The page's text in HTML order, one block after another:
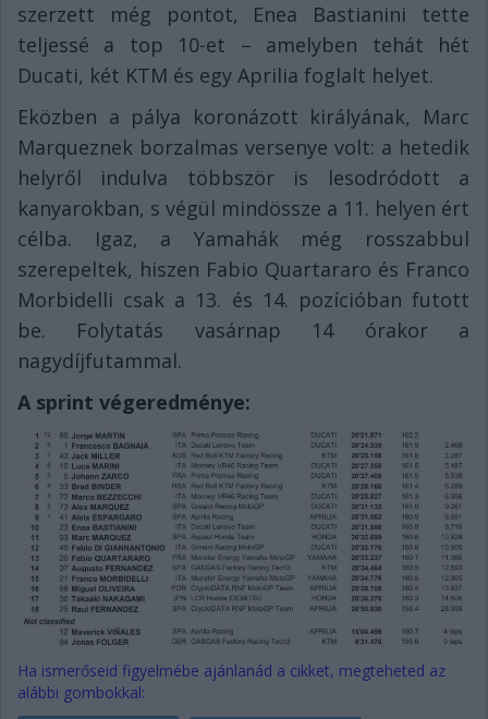
szerzett még pontot, Enea Bastianini tette
teljessé a top 10-et – amelyben tehát hét
Ducati, két KTM és egy Aprilia foglalt helyet.
Eközben a pálya koronázott királyának, Marc
Marqueznek borzalmas versenye volt: a hetedik
helyről indulva többször is lesodródott a
kanyarokban, s végül mindössze a 11. helyen ért
célba. Igaz, a Yamahák még rosszabbul
szerepeltek, hiszen Fabio Quartararo és Franco
Morbidelli csak a 13. és 14. pozícióban futott
be. Folytatás vasárnap 14 órakor a
nagydíjfutammal.
A sprint végeredménye:
Ha ismerőseid figyelmébe ajánlanád a cikket, megteheted az
alábbi gombokkal: